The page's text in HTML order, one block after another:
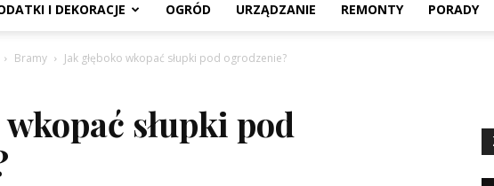
I DEKORACJE OGRÓD URZĄDZANIE REMONTY PORADY
Bramy Jak głęboko wkopać słupki pod ogrodzenie?
wkopać słupki pod